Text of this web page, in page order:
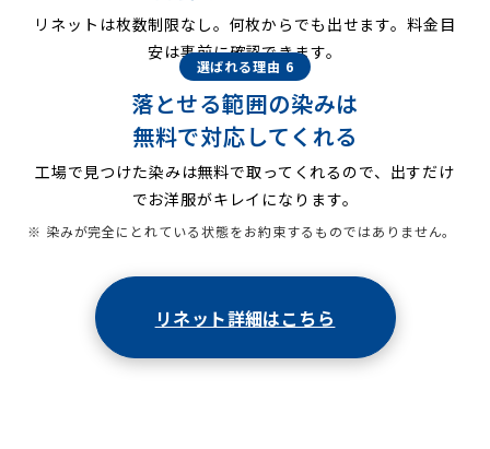
リネットは枚数制限なし。何枚からでも出せます。料金目
安は事前に確認できます。
選ばれる理由 6
落とせる範囲の染みは
無料で対応してくれる
工場で見つけた染みは無料で取ってくれるので、出すだけ
でお洋服がキレイになります。
※ 染みが完全にとれている状態をお約束するものではありません。
リネット詳細はこちら